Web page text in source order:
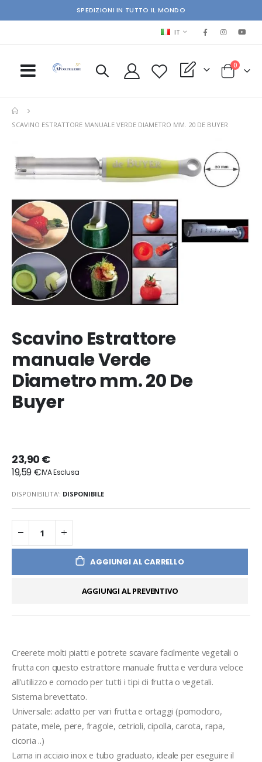
SPEDIZIONI IN TUTTO IL MONDO
LINGUA
IT
My Quote Cart
0elementi
SCAVINO ESTRATTORE MANUALE VERDE DIAMETRO MM. 20 DE BUYER
to
the
end
the
images
gallery
Scavino Estrattore
manuale Verde
Diametro mm. 20 De
Buyer
23,90 €
19,59 €
DISPONIBILITA': DISPONIBILE
AGGIUNGI AL CARRELLO
AGGIUNGI AL PREVENTIVO
Creerete molti piatti e potrete scavare facilmente vegetali o
frutta con questo estrattore manuale frutta e verdura veloce
all'utilizzo e comodo per tutti i tipi di frutta o vegetali.
Sistema brevettato.
Universale: adatto per vari frutta e ortaggi (pomodoro,
patate, mele, pere, fragole, cetrioli, cipolla, carota, rapa,
cicoria ..)
Lama in acciaio inox e tubo graduato, ideale per eseguire il